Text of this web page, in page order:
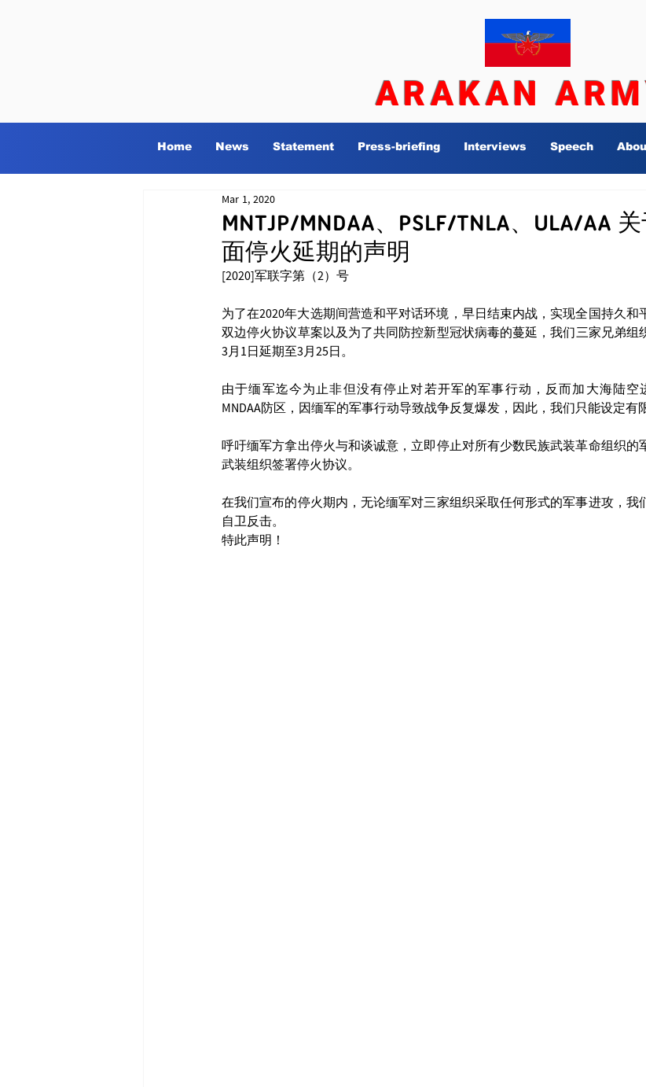
MNTJP/MNDAA、PSLF/TNLA、ULA/AA
面停火延期的声明
Mar 1, 2020
[2020]军联字第（2）号
为了在2020年大选期间营造和平对话环境，早日结束内战，实现全国持久
双边停火协议草案以及为了共同防控新型冠状病毒的蔓延，我们三家兄弟组
3月1日延期至3月25日。
由于缅军迄今为止非但没有停止对若开军的军事行动，反而加大海陆空
MNDAA防区，因缅军的军事行动导致战争反复爆发，因此，我们只能设定有
呼吁缅军方拿出停火与和谈诚意，立即停止对所有少数民族武装革命组织
武装组织签署停火协议。
在我们宣布的停火期内，无论缅军对三家组织采取任何形式的军事进攻，
自卫反击。
特此声明！
Home News Statement Press-briefing Interviews Speech
ARAKAN